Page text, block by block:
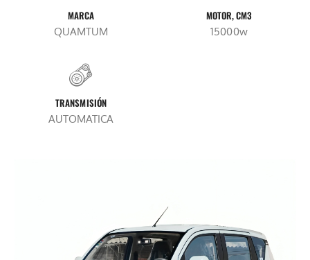
MARCA
QUAMTUM
MOTOR, CM3
15000w
TRANSMISIÓN
AUTOMATICA